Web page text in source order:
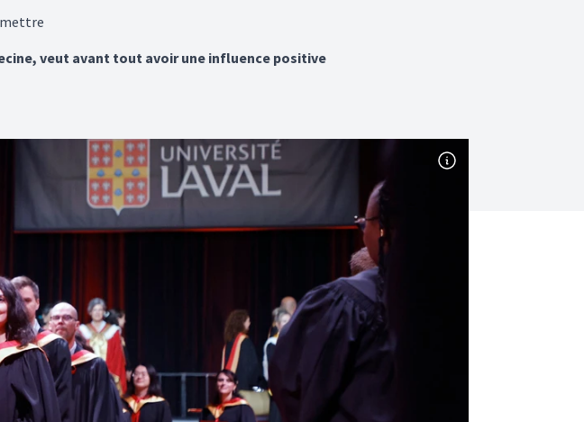
veut avant tout avoir une influence positive